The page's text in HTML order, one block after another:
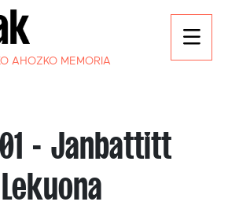
AHOZKO MEMORIA
- Janbattitt
Lekuona